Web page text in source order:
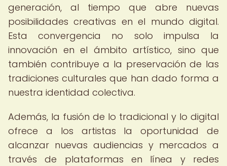
generación, al tiempo que abre nuevas
posibilidades creativas en el mundo digital.
Esta convergencia no solo impulsa la
innovación en el ámbito artístico, sino que
también contribuye a la preservación de las
tradiciones culturales que han dado forma a
nuestra identidad colectiva.
Además, la fusión de lo tradicional y lo digital
ofrece a los artistas la oportunidad de
alcanzar nuevas audiencias y mercados a
través de plataformas en línea y redes